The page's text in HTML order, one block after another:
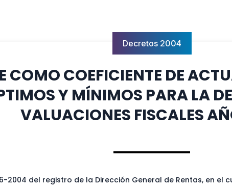
Decretos 2004
COMO COEFICIENTE DE
Y MÍNIMOS PARA LA
VALUACIONES FISCALES
2004 del registro de la Dirección General de Rentas, en